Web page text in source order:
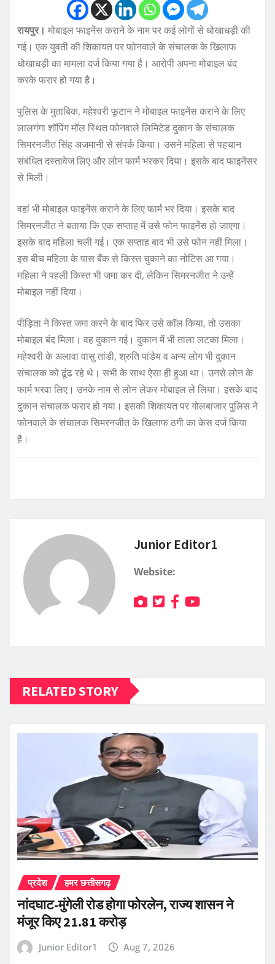
रायपुर। मोबाइल फाइनेंस कराने के नाम पर कई लोगों से धोखाधड़ी की
गई। एक युवती की शिकायत पर फोनवाले के संचालक के खिलाफ
धोखाधड़ी का मामला दर्ज किया गया है। आरोपी अपना मोबाइल बंद
करके फरार हो गया है।
पुलिस के मुताबिक, महेश्वरी फूटान ने मोबाइल फाइनेंस कराने के लिए
लालगंगा शॉपिंग मॉल स्थित फोनवाले लिमिटेड दुकान के संचालक
सिमरनजीत सिंह अजमानी से संपर्क किया। उसने महिला से पहचान
संबंधित दस्तावेज लिए और लोन फार्म भरकर दिया। इसके बाद फाइनेंसर
से मिली।
वहां भी मोबाइल फाइनेंस कराने के लिए फार्म भर दिया। इसके बाद
सिमरनजीत ने बताया कि एक सप्ताह में उसे फोन फाइनेंस हो जाएगा।
इसके बाद महिला चली गई। एक सप्ताह बाद भी उसे फोन नहीं मिला।
इस बीच महिला के पास बैंक से किस्त चुकाने का नोटिस आ गया।
महिला ने पहली किस्त भी जमा कर दी, लेकिन सिमरनजीत ने उन्हें
मोबाइल नहीं दिया।
पीड़िता ने किस्त जमा करने के बाद फिर उसे कॉल किया, तो उसका
मोबाइल बंद मिला। वह दुकान गई। दुकान में भी ताला लटका मिला।
महेश्वरी के अलावा वासु तांडी, श्रुति पांडेय व अन्य लोग भी दुकान
संचालक को ढूंढ रहे थे। सभी के साथ ऐसा ही हुआ था। उनसे लोन के
फार्म भरवा लिए। उनके नाम से लोन लेकर मोबाइल ले लिया। इसके बाद
दुकान संचालक फरार हो गया। इसकी शिकायत पर गोलबाजार पुलिस ने
फोनवाले के संचालक सिमरनजीत के खिलाफ ठगी का केस दर्ज किया
है।
Junior Editor1
Website:
RELATED STORY
प्रदेश हमर छत्तीसगढ़
नांदघाट-मुंगेली रोड होगा फोरलेन, राज्य शासन ने
मंजूर किए 21.81 करोड़
Junior Editor1 Aug 7, 2026